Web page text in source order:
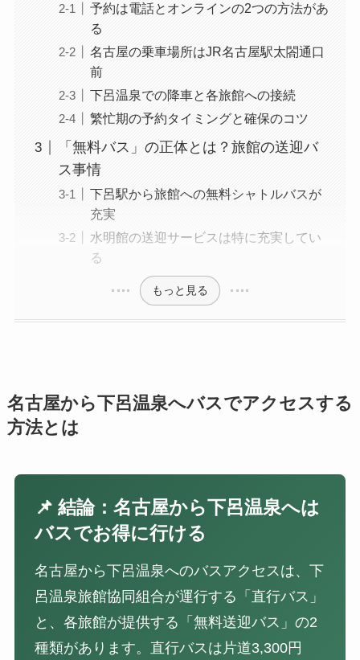
予約は電話とオンラインの2つの方法があ
る
名古屋の乗車場所はJR名古屋駅太閤通口
前
下呂温泉での降車と各旅館への接続
繁忙期の予約タイミングと確保のコツ
「無料バス」の正体とは？旅館の送迎バ
ス事情
下呂駅から旅館への無料シャトルバスが
充実
水明館の送迎サービスは特に充実してい
る
もっと見る
名古屋から下呂温泉へバスでアクセスする
方法とは
📌 結論：名古屋から下呂温泉へは
バスでお得に行ける
名古屋から下呂温泉へのバスアクセスは、下
呂温泉旅館協同組合が運行する「直行バス」
と、各旅館が提供する「無料送迎バス」の2
種類があります。直行バスは片道3,300円